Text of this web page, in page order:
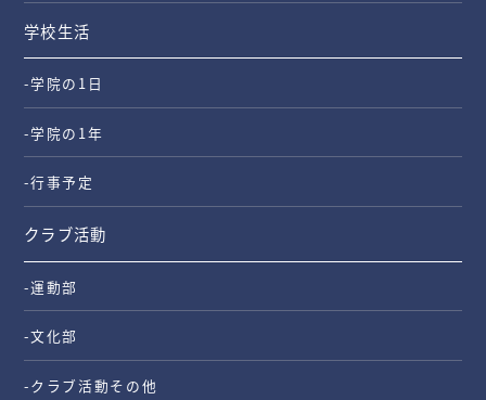
学校生活
-学院の1日
-学院の1年
-行事予定
クラブ活動
-運動部
-文化部
-クラブ活動その他